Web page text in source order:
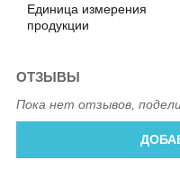
Единица измерения
продукции
ОТЗЫВЫ
Пока нет отзывов,